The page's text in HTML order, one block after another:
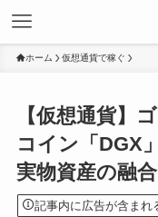
ホーム 仮想通貨で稼ぐ
【仮想通貨】
コイン「DGX
実物資産の融合
記事内に広告が含まれ